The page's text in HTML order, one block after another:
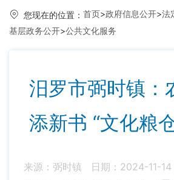
您现在的位置： 首页>政府信息公开>法
基层政务公开>公共文化服务
汨罗市弼时镇：
添新书 “文化粮
来源：弼时镇
日期：2024-11-